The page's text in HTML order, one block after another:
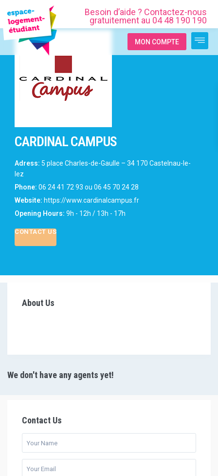
Besoin d’aide ? Contactez-nous
gratuitement au 04 48 190 190
MON COMPTE
CARDINAL CAMPUS
Adress: 5 place Charles-de-Gaulle – 34 170 Castelnau-le-
lez
Phone: 06 24 41 72 93 ou 06 45 70 24 28
Website: https://www.cardinalcampus.fr
Opening Hours: 9h - 12h / 13h - 17h
CONTACT US
About Us
We don't have any agents yet!
Contact Us